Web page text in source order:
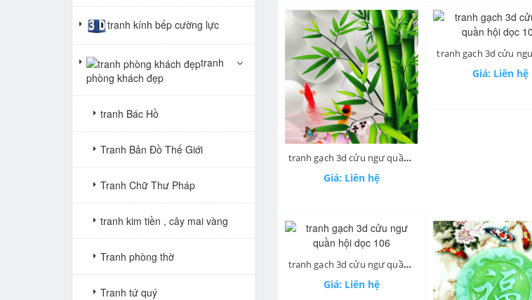
tranh gạch 3d cửu ngư quần hội dọc 110
Giá: Liên hệ
Giá: Liên hệ
tranh gạch 3d cửu ngư quần hội dọc 106
Giá: Liên hệ
tranh kính bếp cường lực
tranh
phòng khách đẹp
tranh Bác Hồ
Tranh Bản Đồ Thế Giới
Tranh Chữ Thư Pháp
tranh kim tiền , cây mai vàng
Tranh phòng thờ
Tranh tứ quý